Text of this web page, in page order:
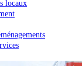
locaux